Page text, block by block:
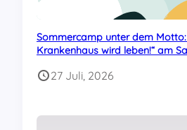
Sommercamp unter dem
Krankenhaus wird leben!“ am
27 Juli, 2026